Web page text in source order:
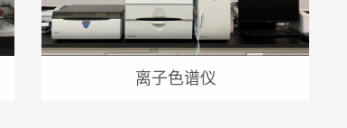
离子色谱仪